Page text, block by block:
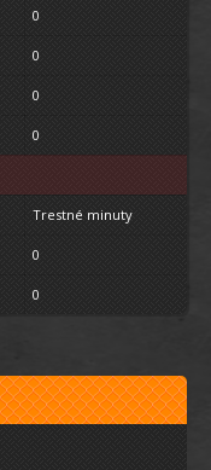
0
0
0
0
Trestné minuty
0
0